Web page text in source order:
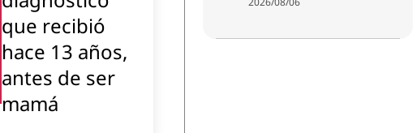
que recibió
hace 13 años,
antes de ser
mamá